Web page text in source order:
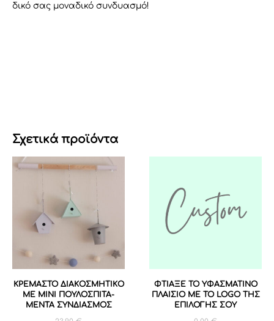
δικό σας μοναδικό συνδυασμό!
Σχετικά προϊόντα
ΚΡΕΜΑΣΤΟ ΔΙΑΚΟΣΜΗΤΙΚΟ
ΜΕ ΜΙΝΙ ΠΟΥΛΟΣΠΙΤΑ-
ΜΕΝΤΑ ΣΥΝΔΙΑΣΜΟΣ
ΦΤΙΑΞΕ ΤΟ ΥΦΑΣΜΑΤΙΝΟ
ΠΛΑΙΣΙΟ ΜΕ ΤΟ LOGO ΤΗΣ
ΕΠΙΛΟΓΗΣ ΣΟΥ